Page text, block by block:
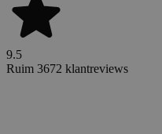
9.5
Ruim 3672 klantreviews